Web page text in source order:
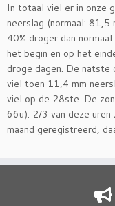
In totaal viel er in onze
neerslag (normaal: 81,5
40% droger dan
het begin en op het
droge dagen. De natste
viel toen 11,4 mm
viel op de 28ste. De
66u). 2/3 van deze
maand geregistreerd,